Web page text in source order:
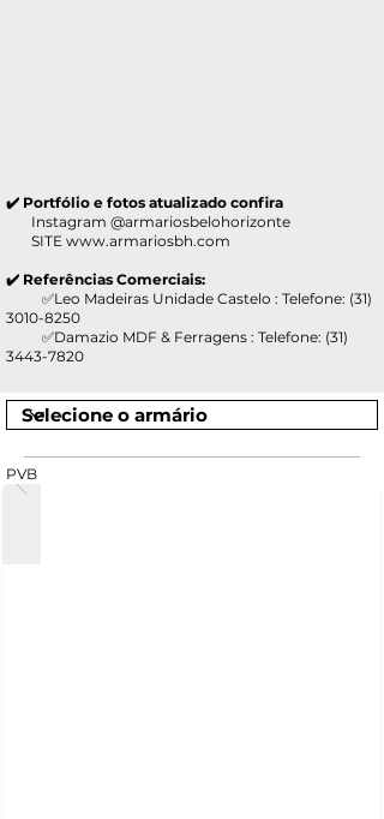
✔️ Portfólio e fotos atualizado confira
Instagram @armariosbelohorizonte
SITE www.armariosbh.com
✔️ Referências Comerciais:
✅Leo Madeiras Unidade Castelo : Telefone: (31)
3010-8250
✅Damazio MDF & Ferragens : Telefone: (31)
3443-7820
PVB